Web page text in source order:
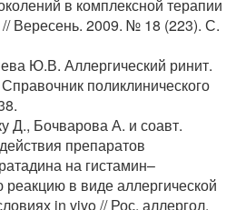
в комплексной терапии
// Вересень. 2009. № 18 (223). С.
Ю.В. Аллергический ринит.
поликлинического
Д., Бочварова А. и соавт.
препаратов
на гистамин–
в виде аллергической
in vivo // Рос. аллергол.